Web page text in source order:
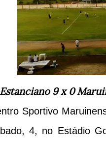
Estanciano 9 x 0
Sportivo
4, no Estádio